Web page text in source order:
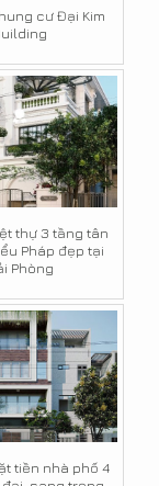
cư Đại Kim
thự 3 tầng tân
Pháp đẹp tại
Phòng
tiền nhà phố 4